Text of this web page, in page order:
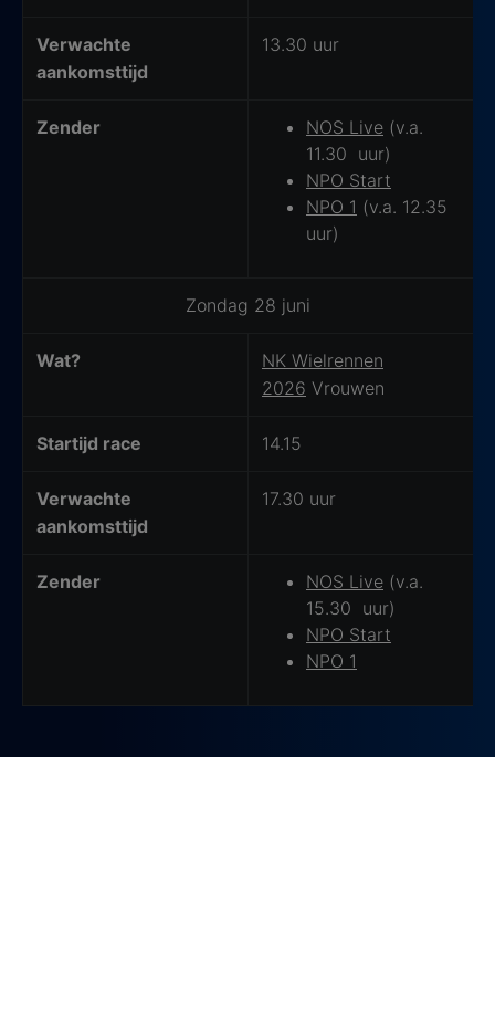
Verwachte
aankomsttijd
13.30 uur
Zender NOS Live (v.a.
11.30 uur)
NPO Start
NPO 1 (v.a. 12.35
uur)
Zondag 28 juni
Wat?
NK Wielrennen
2026 Vrouwen
Startijd race 14.15
Verwachte
aankomsttijd
17.30 uur
Zender NOS Live (v.a.
15.30 uur)
NPO Start
NPO 1